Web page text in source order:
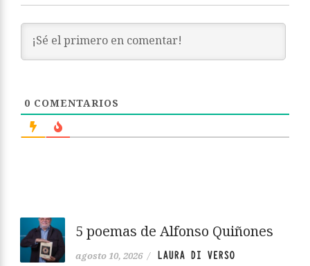
0 COMENTARIOS
5 poemas de Alfonso Quiñones
agosto 10, 2026 / LAURA DI VERSO